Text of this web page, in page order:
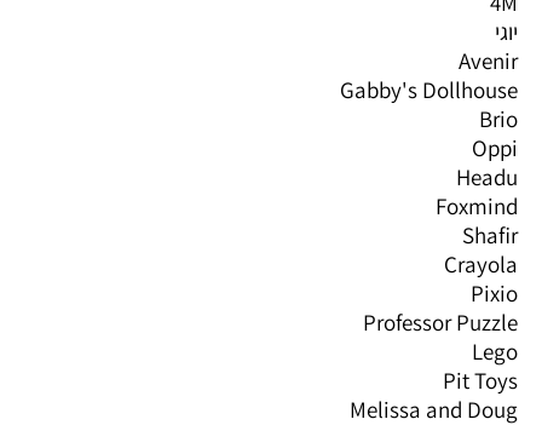
יוגי
Avenir
Gabby's Dollhouse
Brio
Oppi
Headu
Foxmind
Shafir
Crayola
Pixio
Professor Puzzle
Lego
Pit Toys
Melissa and Doug